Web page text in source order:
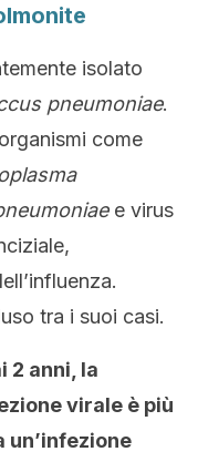
isolato
pneumoniae.
come
e virus
tra i suoi casi.
2 anni, la
virale è più
un’infezione